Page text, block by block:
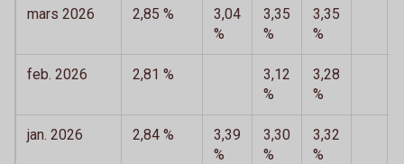
mars 2026 2,85 %
3,04
%
3,35
%
3,35
%
feb. 2026 2,81 %
3,12
%
3,28
%
jan. 2026 2,84 %
3,39
%
3,30
%
3,32
%